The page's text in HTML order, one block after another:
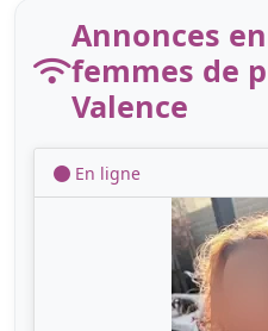
Annonces
femmes de
Valence
En ligne